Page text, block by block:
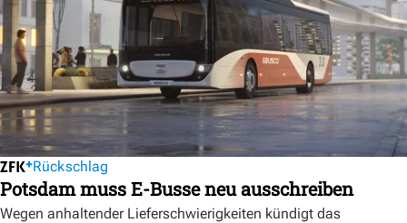
Rückschlag
Potsdam muss E-Busse neu ausschreiben
Wegen anhaltender Lieferschwierigkeiten kündigt das